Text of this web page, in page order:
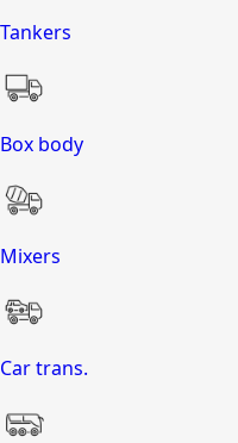
Tankers
Box body
Mixers
Car trans.